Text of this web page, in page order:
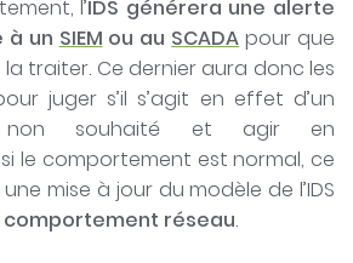
l’IDS générera une alerte
à un SIEM ou au SCADA pour que
la traiter. Ce dernier aura donc les
juger s’il s’agit en effet d’un
non souhaité et agir en
le comportement est normal, ce
mise à jour du modèle de l’IDS
réseau.